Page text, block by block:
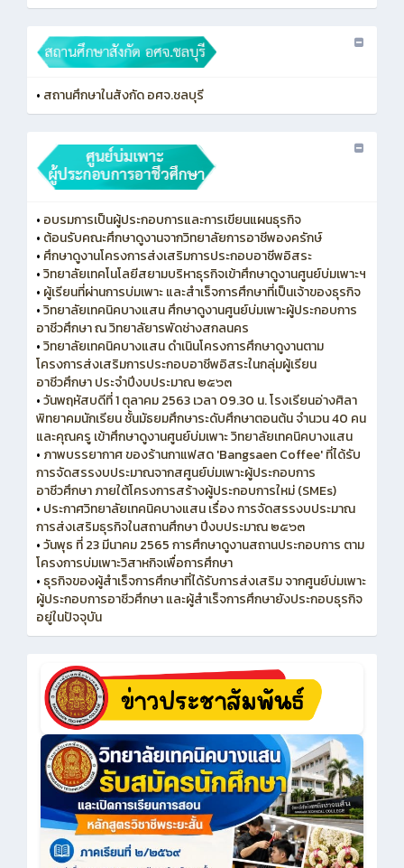
• สถานศึกษาในสังกัด อศจ.ชลบุรี
• อบรมการเป็นผู้ประกอบการและการเขียนแผนธุรกิจ
• ต้อนรับคณะศึกษาดูงานจากวิทยาลัยการอาชีพองครักษ์
• ศึกษาดูงานโครงการส่งเสริมการประกอบอาชีพอิสระ
•วิทยาลัยเทคโนโลยีสยามบริหาธุรกิจเข้าศึกษาดูงานศูนย์บ่มเพาะฯ
• ผู้เรียนที่ผ่านการบ่มเพาะ และสำเร็จการศึกษาที่เป็นเจ้าของธุรกิจ
•วิทยาลัยเทคนิคบางแสน ศึกษาดูงานศูนย์บ่มเพาะผู้ประกอบการ
อาชีวศึกษา ณ วิทยาลัยารพัดช่างสกลนคร
•วิทยาลัยเทคนิคบางแสน ดำเนินโครงการศึกษาดูงานตาม
โครงการส่งเสริมการประกอบอาชีพอิสระในกลุ่มผู้เรียน
อาชีวศึกษา ประจำปีงบประมาณ ๒๕๖๓
•วันพฤหัสบดีที่ 1 ตุลาคม 2563 เวลา 09.30 น. โรงเรียนอ่างศิลา
พิทยาคมนักเรียน ชั้นมัธยมศึกษาระดับศึกษาตอนต้น จำนวน 40 คน
และคุณครู เข้าศึกษาดูงานศูนย์บ่มเพาะ วิทยาลัยเทคนิคบางแสน
• ภาพบรรยากาศ ของร้านกาแฟสด 'Bangsaen Coffee' ที่ได้รับ
การจัดสรรงบประมาณจากสศูนย์บ่มเพาะผู้ประกอบการ
อาชีวศึกษา ภายใต้โครงการสร้างผู้ประกอบการใหม่ (SMEs)
• ประกาศวิทยาลัยเทคนิคบางแสน เรื่อง การจัดสรรงบประมาณ
การส่งเสริมธุรกิจในสถานศึกษา ปีงบประมาณ ๒๕๖๓
•วันพุธ ที่ 23 มีนาคม 2565 การศึกษาดูงานสถานประกอบการ ตาม
โครงการบ่มเพาะวิสาหกิจเพื่อการศึกษา
• ธุรกิจของผู้สำเร็จการศึกษาที่ได้รับการส่งเสริม จากศูนย์บ่มเพาะ
ผู้ประกอบการอาชีวศึกษา และผู้สำเร็จการศึกษายังประกอบธุรกิจ
อยู่ในปัจจุบัน